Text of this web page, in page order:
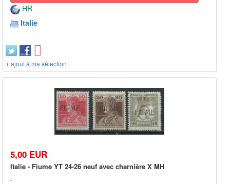
HR
Italie
+ ajout à ma sélection
5,00 EUR
Italie - Fiume YT 24-26 neuf avec charnière X MH